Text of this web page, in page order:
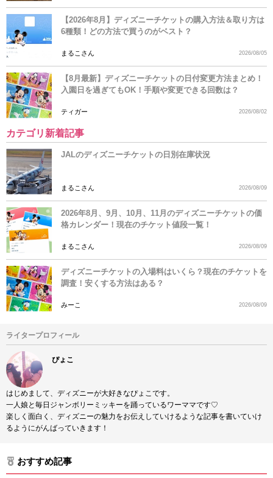
【2026年8月】ディズニーチケットの購入方法＆取り方は
6種類！どの方法で買うのがベスト？
まるこさん 2026/08/05
【8月最新】ディズニーチケットの日付変更方法まとめ！
入園日を過ぎてもOK！手順や変更できる回数は？
ティガー 2026/08/02
カテゴリ新着記事
JALのディズニーチケットの日別在庫状況
まるこさん 2026/08/09
2026年8月、9月、10月、11月のディズニーチケットの価
格カレンダー！現在のチケット値段一覧！
まるこさん 2026/08/09
ディズニーチケットの入場料はいくら？現在のチケットを
調査！安くする方法はある？
みーこ 2026/08/09
ライタープロフィール
ぴょこ
はじめまして、ディズニーが大好きなぴょこです。
一人娘と毎日ジャンボリーミッキーを踊っているワーママです♡
楽しく面白く、ディズニーの魅力をお伝えしていけるような記事を書いていけ
るようにがんばっていきます！
おすすめ記事